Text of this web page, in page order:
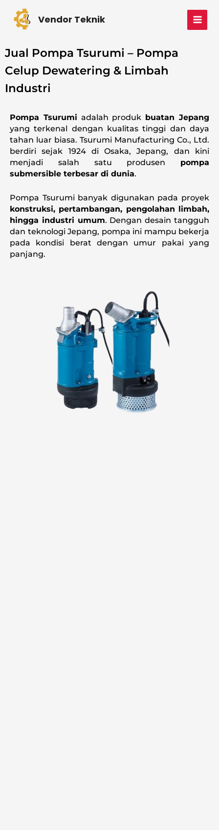
content
Vendor Teknik
MAIN
Jual Pompa Tsurumi – Pompa
Celup Dewatering & Limbah
Industri
Pompa Tsurumi adalah produk buatan Jepang
yang terkenal dengan kualitas tinggi dan daya
tahan luar biasa. Tsurumi Manufacturing Co., Ltd.
berdiri sejak 1924 di Osaka, Jepang, dan kini
menjadi salah satu produsen pompa
submersible terbesar di dunia.
Pompa Tsurumi banyak digunakan pada proyek
konstruksi, pertambangan, pengolahan limbah,
hingga industri umum. Dengan desain tangguh
dan teknologi Jepang, pompa ini mampu bekerja
pada kondisi berat dengan umur pakai yang
panjang.
KTZ Series